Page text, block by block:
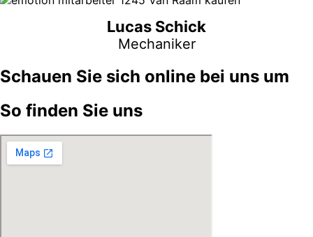
Lucas Schick
Mechaniker
Schauen Sie sich online bei uns um
So finden Sie uns